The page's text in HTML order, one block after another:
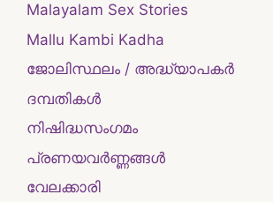
Malayalam Sex Stories
Mallu Kambi Kadha
ജോലിസ്ഥലം / അദ്ധ്യാപകർ
ദമ്പതികള്‍
നിഷിദ്ധസംഗമം
പ്രണയവർണ്ണങ്ങൾ
വേലക്കാരി